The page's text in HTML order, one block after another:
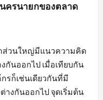
ครนายกของตลาด
ส่วนใหญ่มีแนวความคิด
กันออกไป เมื่อเทียบกัน
รก็เช่นเดียวกันที่มี
งกันออกไป จุดเริ่มต้น